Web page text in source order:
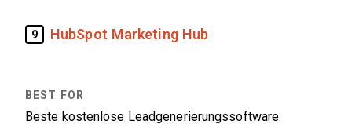
9 HubSpot Marketing Hub
Beste kostenlose Leadgenerierungssoftware